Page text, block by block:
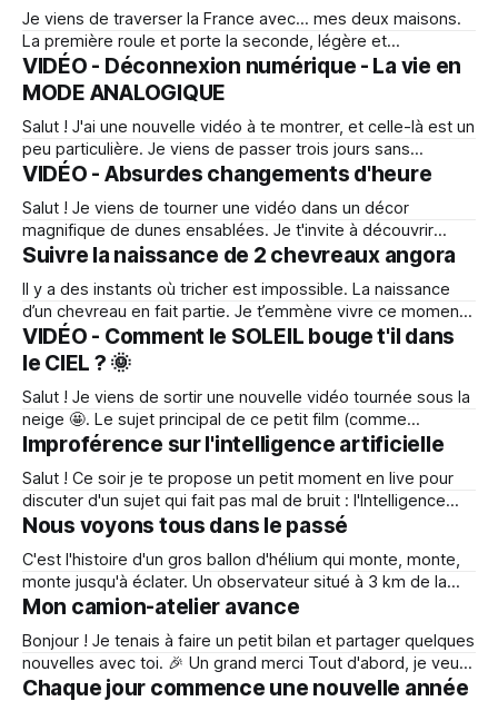
sens dilué dans
Je viens de traverser la France avec… mes deux maisons.
La première roule et porte la seconde, légère et
démontable 😅 Je te propose de regarder cette petite
vidéo improvisée ou alors de lire un résumé ici bas ;-)
dans
VIDÉO - Déconnexion numérique - La vie en
MODE ANALOGIQUE
Salut ! J'ai une nouvelle vidéo à te montrer, et celle-là est un
peu particulière. Je viens de passer trois jours sans
téléphone, sans ordi. Une petite déconnexion totale
être une expérience perso toute simple m&
VIDÉO - Absurdes changements d'heure
Salut ! Je viens de tourner une vidéo dans un décor
magnifique de dunes ensablées. Je t'invite à découvrir
cette vidéo ou j'évoque les rouages de cet étrange
dessous, c’est plus rapide
Suivre la naissance de 2 chevreaux angora
Il y a des instants où tricher est impossible. La naissance
d’un chevreau en fait partie. Je t’emmène vivre ce moment
précieux, sans montage, sans musique, sans artifice. Juste
la vie, telle qu’elle est, telle qu'elle arrive dans ce monde.
Chez mes parents, c’est
VIDÉO - Comment le SOLEIL bouge t'il dans
le CIEL ? 🌞
Salut ! Je viens de sortir une nouvelle vidéo tournée sous la
neige 🤩. Le sujet principal de ce petit film (comme
souvent) c'est le soleil. C'est fou comme parfois on croit
nous entoure, et puis un jour on
Improférence sur l'intelligence artificielle
Salut ! Ce soir je te propose un petit moment en live pour
discuter d'un sujet qui fait pas mal de bruit : l'Intelligence
Artificielle. On ne va pas explorer ce sujet en mode hype
Nous voyons tous dans le passé
C'est l'histoire d'un gros ballon d'hélium qui monte, monte,
monte jusqu'à éclater. Un observateur situé à 3 km de la
scène devra attendre 9 secondes pour entendre : [BOOM]
Mon camion-atelier avance
Bonjour ! Je tenais à faire un petit bilan et partager quelques
nouvelles avec toi. 🎉 Un grand merci Tout d'abord, je veux
remercier chaleureusement toutes celles et ceux qui m'ont
Chaque jour commence une nouvelle année